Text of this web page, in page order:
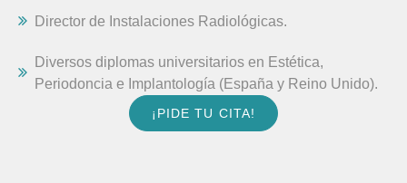
Director de Instalaciones Radiológicas.
Diversos diplomas universitarios en Estética,
Periodoncia e Implantología (España y Reino Unido).
¡PIDE TU CITA!